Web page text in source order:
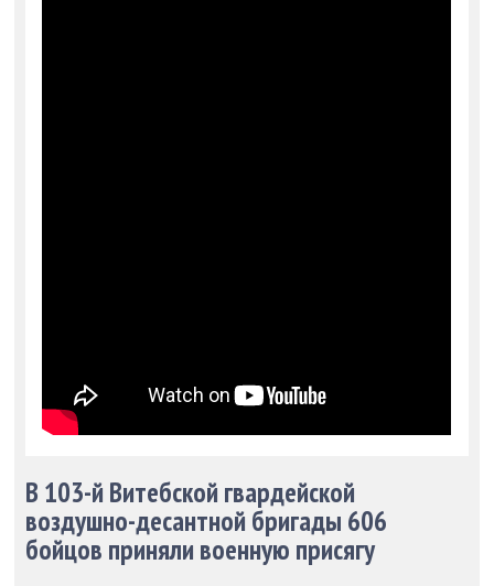
В 103-й Витебской гвардейской
воздушно-десантной бригады 606
бойцов приняли военную присягу